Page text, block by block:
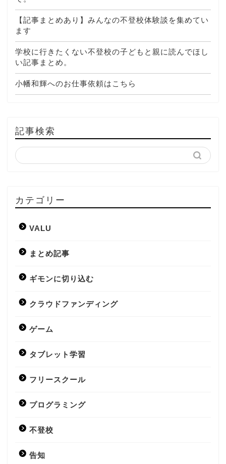
【記事まとめあり】みんなの不登校体験談を集めてい
ます
学校に行きたくない不登校の子どもと親に読んでほし
い記事まとめ。
小幡和輝へのお仕事依頼はこちら
記事検索
カテゴリー
VALU
まとめ記事
ギモンに切り込む
クラウドファンディング
ゲーム
タブレット学習
フリースクール
プログラミング
不登校
告知